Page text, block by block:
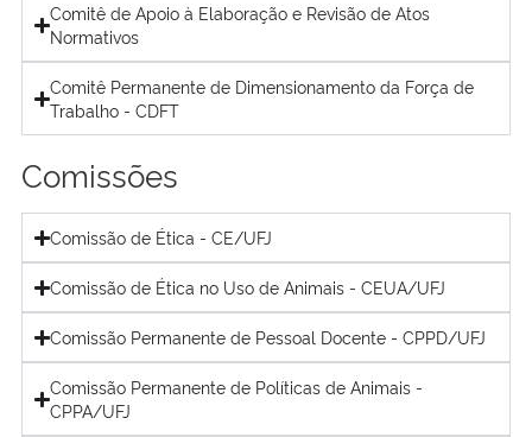
Comitê de Apoio à Elaboração e Revisão de Atos
Normativos
Comitê Permanente de Dimensionamento da Força de
Trabalho - CDFT
Comissões
Comissão de Ética - CE/UFJ
Comissão de Ética no Uso de Animais - CEUA/UFJ
Comissão Permanente de Pessoal Docente - CPPD/UFJ
Comissão Permanente de Políticas de Animais -
CPPA/UFJ